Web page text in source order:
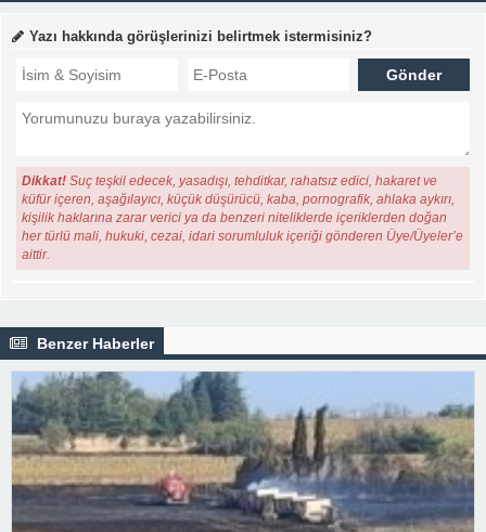
Yazı hakkında görüşlerinizi belirtmek istermisiniz?
Dikkat! Suç teşkil edecek, yasadışı, tehditkar, rahatsız edici, hakaret ve
küfür içeren, aşağılayıcı, küçük düşürücü, kaba, pornografik, ahlaka aykırı,
kişilik haklarına zarar verici ya da benzeri niteliklerde içeriklerden doğan
her türlü mali, hukuki, cezai, idari sorumluluk içeriği gönderen Üye/Üyeler’e
aittir.
Benzer Haberler